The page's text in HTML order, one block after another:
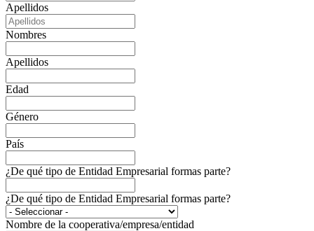
Apellidos
Nombres
Apellidos
Edad
Género
País
¿De qué tipo de Entidad Empresarial formas parte?
¿De qué tipo de Entidad Empresarial formas parte?
Nombre de la cooperativa/empresa/entidad